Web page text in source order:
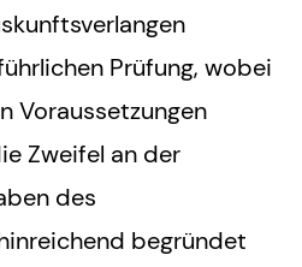
Prüfung, wobei
Voraussetzungen
Zweifel an der
des
begründet